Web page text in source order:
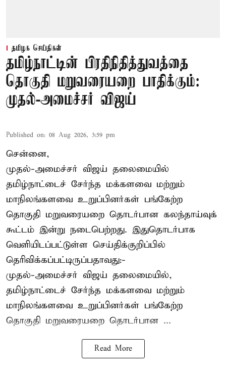
தமிழக செய்திகள்
தமிழ்நாட்டின் பிரதிநிதித்துவத்தை
தொகுதி மறுவரையறை பாதிக்கும்:
முதல்-அமைச்சர் விஜய்
Published on: 08 Aug 2026, 3:59 pm
சென்னை,
முதல்-அமைச்சர் விஜய் தலைமையில்
தமிழ்நாட்டைச் சேர்ந்த மக்களவை மற்றும்
மாநிலங்களவை உறுப்பினர்கள் பங்கேற்ற
தொகுதி மறுவரையறை தொடர்பான கலந்தாய்வுக்
கூட்டம் இன்று நடைபெற்றது. இதுதொடர்பாக
வெளியிடப்பட்டுள்ள செய்திக்குறிப்பில்
தெரிவிக்கப்பட்டிருப்பதாவது:-
முதல்-அமைச்சர் விஜய் தலைமையில்,
தமிழ்நாட்டைச் சேர்ந்த மக்களவை மற்றும்
மாநிலங்களவை உறுப்பினர்கள் பங்கேற்ற
தொகுதி மறுவரையறை தொடர்பான ...
Read More